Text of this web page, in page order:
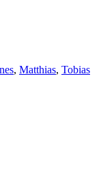
, Matthias, Tobias